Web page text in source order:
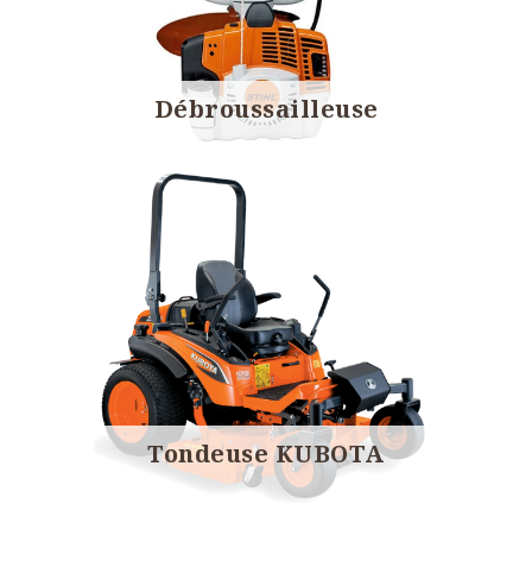
Débroussailleuse
Tondeuse KUBOTA